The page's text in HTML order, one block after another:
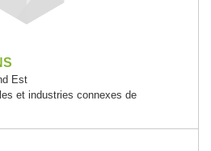
Est
et industries connexes de